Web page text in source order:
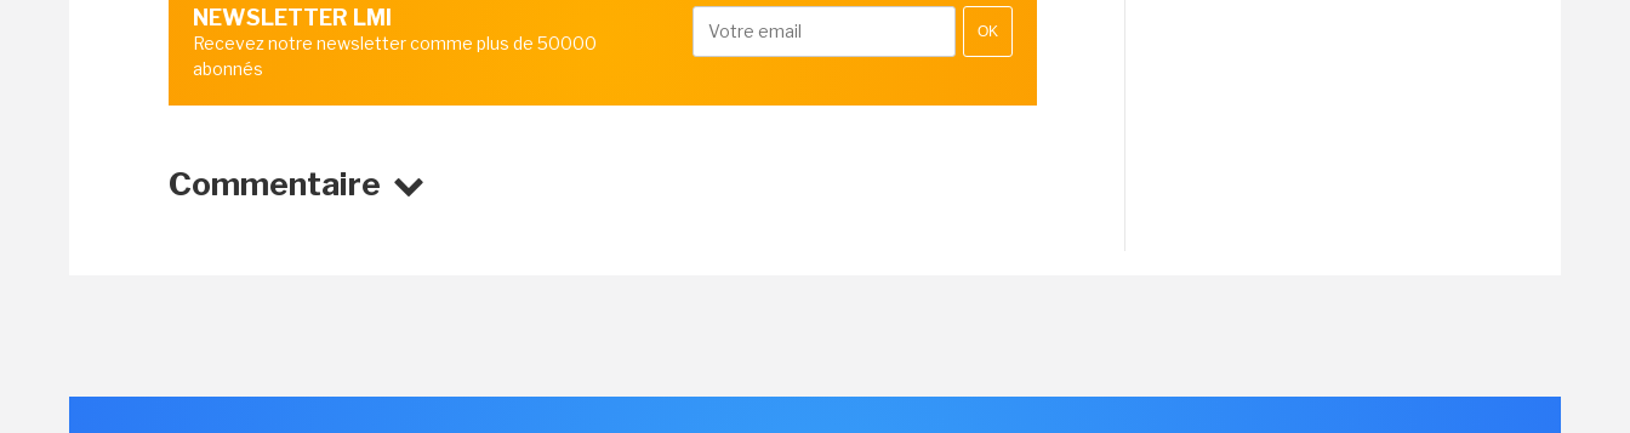
NEWSLETTER LMI
Recevez notre newsletter comme plus de 50000
abonnés
OK
Commentaire